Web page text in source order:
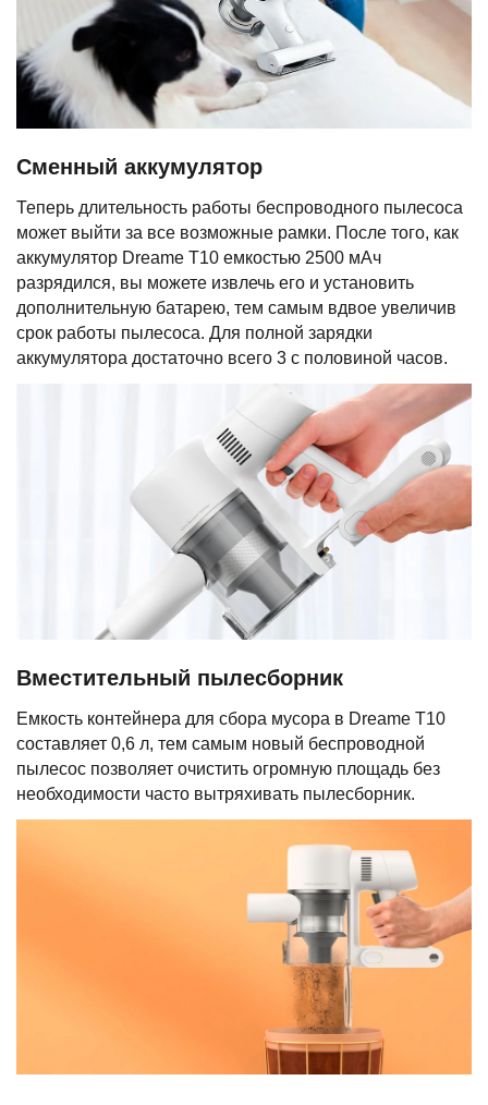
Сменный аккумулятор
Теперь длительность работы беспроводного пылесоса
может выйти за все возможные рамки. После того, как
аккумулятор Dreame T10 емкостью 2500 мАч
разрядился, вы можете извлечь его и установить
дополнительную батарею, тем самым вдвое увеличив
срок работы пылесоса. Для полной зарядки
аккумулятора достаточно всего 3 с половиной часов.
Вместительный пылесборник
Емкость контейнера для сбора мусора в Dreame T10
составляет 0,6 л, тем самым новый беспроводной
пылесос позволяет очистить огромную площадь без
необходимости часто вытряхивать пылесборник.